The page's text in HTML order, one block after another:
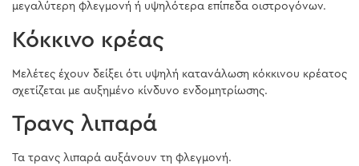
μεγαλύτερη φλεγμονή ή υψηλότερα επίπεδα οιστρογόνων.
Κόκκινο κρέας
Μελέτες έχουν δείξει ότι υψηλή κατανάλωση κόκκινου κρέατος
σχετίζεται με αυξημένο κίνδυνο ενδομητρίωσης.
Τρανς λιπαρά
Τα τρανς λιπαρά αυξάνουν τη φλεγμονή.